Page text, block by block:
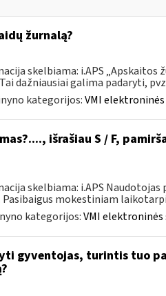
žurnalą?
skelbiama: i.APS
dažniausiai galima padaryti,
kategorijos:VMI elektroninės
išrašiau S / F,
skelbiama: i.APS
mokestiniam
kategorijos:VMI elektroninės
gyventojas, turintis tuo